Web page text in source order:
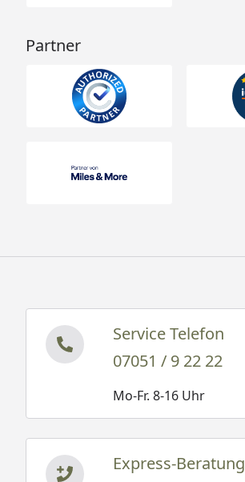
Partner
Service Telefon
07051 / 9 22 22
Mo-Fr. 8-16 Uhr
Express-Beratung